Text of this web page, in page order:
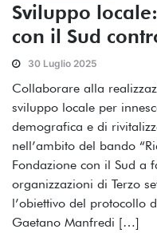
Sviluppo
con il Sud
30 Luglio 2025
Collaborare alla
sviluppo locale per
demografica e di
nell’ambito del bando
Fondazione con il Sud a
organizzazioni di Terzo
l’obiettivo del protocollo
Gaetano Manfredi […]